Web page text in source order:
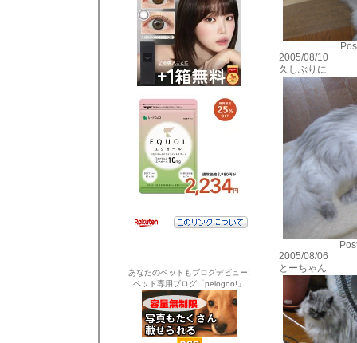
あなたのペットもブログデビュー!
ペット専用ブログ「pelogoo!」
2005/08/10
久しぶりに
2005/08/06
とーちゃん